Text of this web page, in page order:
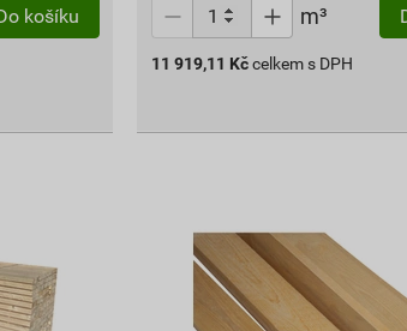
košíku m³
11 919,11 Kčcelkem s DPH